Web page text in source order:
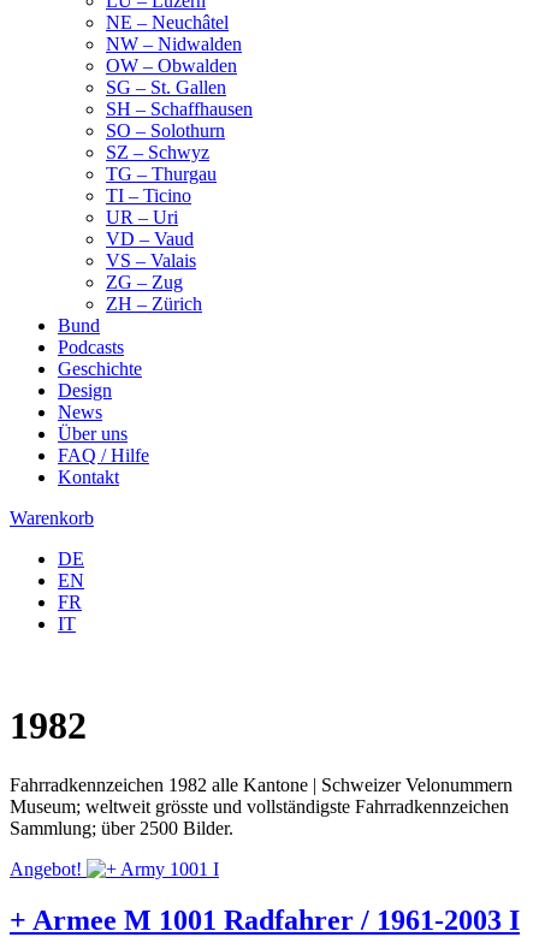
NE – Neuchâtel
NW – Nidwalden
OW – Obwalden
SG – St. Gallen
SH – Schaffhausen
SO – Solothurn
SZ – Schwyz
TG – Thurgau
TI – Ticino
UR – Uri
VD – Vaud
VS – Valais
ZG – Zug
ZH – Zürich
Bund
Podcasts
Geschichte
Design
News
Über uns
FAQ / Hilfe
Kontakt
Warenkorb
DE
EN
FR
IT
1982
Fahrradkennzeichen 1982 alle Kantone | Schweizer Velonummern
Museum; weltweit grösste und vollständigste Fahrradkennzeichen
Sammlung; über 2500 Bilder.
Angebot!
+ Armee M 1001 Radfahrer / 1961-2003 I